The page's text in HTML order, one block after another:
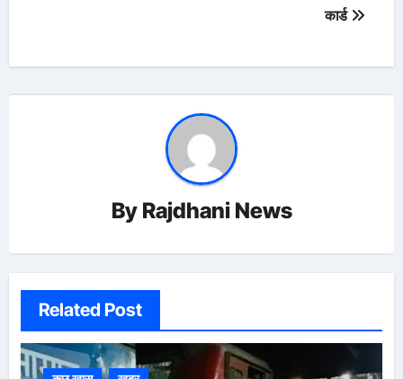
कार्ड
By Rajdhani News
Related Post